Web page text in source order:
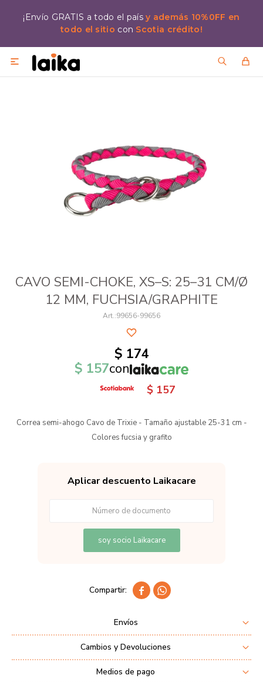
¡Envío GRATIS a todo el paísy además 10%0FF en
todo el sitio con Scotia crédito!

CAVO SEMI-CHOKE, XS–S: 25–31 CM/Ø
12 MM, FUCHSIA/GRAPHITE
99656-99656
$ 174
$ 157con
$ 157
Correa semi-ahogo Cavo de Trixie - Tamaño ajustable 25-31 cm -
Colores fucsia y grafito
Aplicar descuento Laikacare
soy socio Laikacare
 
Envíos
Cambios y Devoluciones
Medios de pago